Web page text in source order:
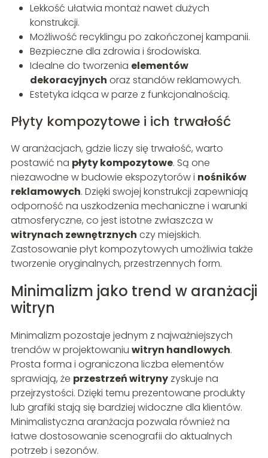
Lekkość ułatwia montaż nawet dużych
konstrukcji.
Możliwość recyklingu po zakończonej kampanii.
Bezpieczne dla zdrowia i środowiska.
Idealne do tworzenia elementów
dekoracyjnych oraz standów reklamowych.
Estetyka idąca w parze z funkcjonalnością.
Płyty kompozytowe i ich trwałość
W aranżacjach, gdzie liczy się trwałość, warto
postawić na płyty kompozytowe. Są one
niezawodne w budowie ekspozytorów i nośników
reklamowych. Dzięki swojej konstrukcji zapewniają
odporność na uszkodzenia mechaniczne i warunki
atmosferyczne, co jest istotne zwłaszcza w
witrynach zewnętrznych czy miejskich.
Zastosowanie płyt kompozytowych umożliwia także
tworzenie oryginalnych, przestrzennych form.
Minimalizm jako trend w aranżacji
witryn
Minimalizm pozostaje jednym z najważniejszych
trendów w projektowaniu witryn handlowych.
Prosta forma i ograniczona liczba elementów
sprawiają, że przestrzeń witrynyzyskuje na
przejrzystości. Dzięki temu prezentowane produkty
lub grafiki stają się bardziej widoczne dla klientów.
Minimalistyczna aranżacja pozwala również na
łatwe dostosowanie scenografii do aktualnych
potrzeb i sezonów.